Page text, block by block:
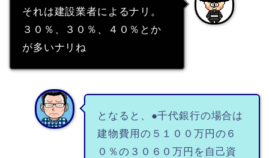
それは建設業者によるナリ。
３０％、３０％、４０％とか
が多いナリね
となると、●千代銀行の場合は
建物費用の５１００万円の６
０％の３０６０万円を自己資